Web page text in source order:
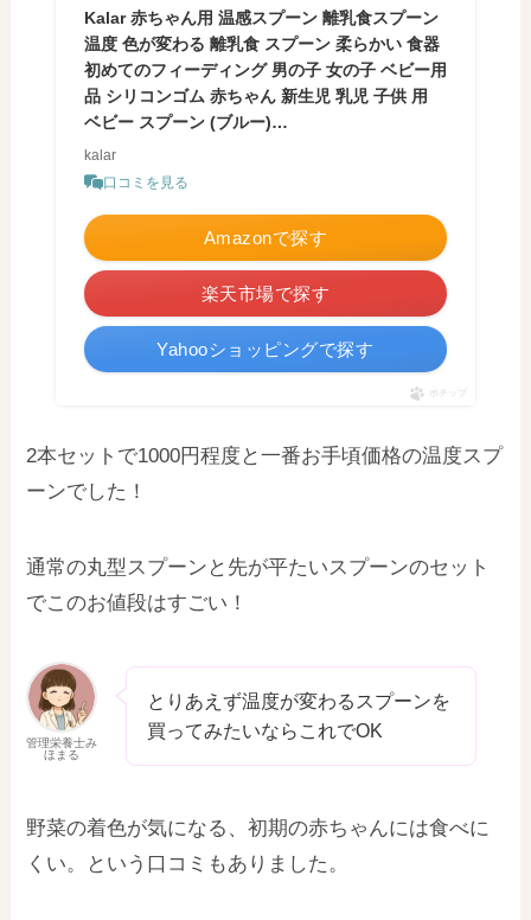
Kalar 赤ちゃん用 温感スプーン 離乳食スプーン
温度 色が変わる 離乳食 スプーン 柔らかい 食器
初めてのフィーディング 男の子 女の子 ベビー用
品 シリコンゴム 赤ちゃん 新生児 乳児 子供 用
ベビー スプーン (ブルー)…
kalar
口コミを見る
Amazonで探す
楽天市場で探す
Yahooショッピングで探す
ポチップ
2本セットで1000円程度と一番お手頃価格の温度スプ
ーンでした！
通常の丸型スプーンと先が平たいスプーンのセット
でこのお値段はすごい！
管理栄養士み
ほまる
とりあえず温度が変わるスプーンを
買ってみたいならこれでOK
野菜の着色が気になる、初期の赤ちゃんには食べに
くい。という口コミもありました。